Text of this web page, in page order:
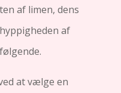
af ​​limen, dens
af
at vælge en